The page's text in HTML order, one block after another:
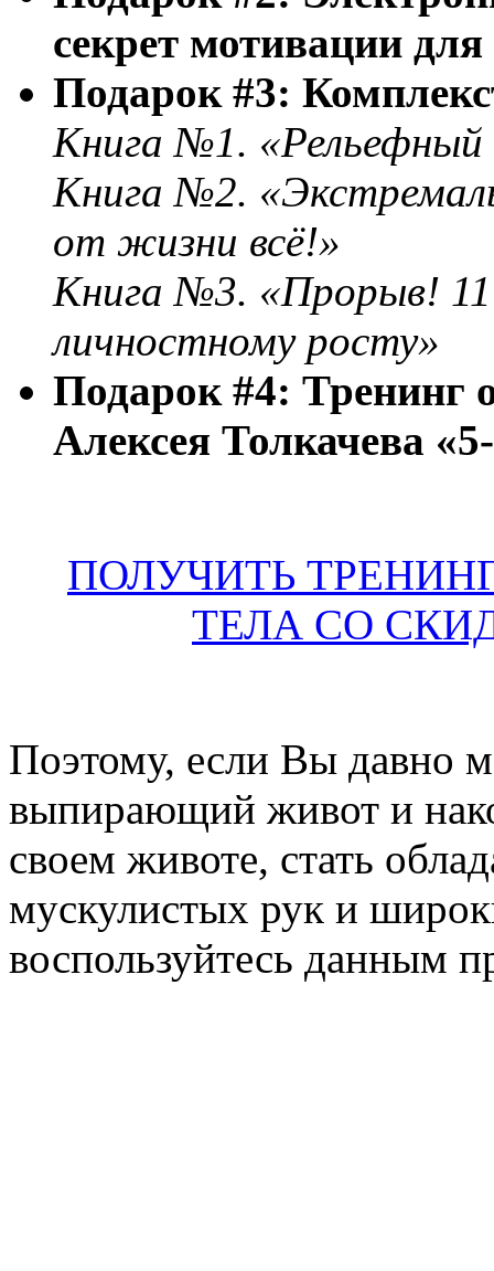
секрет мотивации
Подарок #3:
Книга №1. «Рельефный
Книга №2.
от жизни всё!»
Книга №3. «Прорыв! 11
личностному росту»
Подарок #4: Тренинг
Алексея Толкачева
ПОЛУЧИТЬ
ТЕЛА СО
Поэтому, если Вы давно
выпирающий живот и
своем животе, стать
мускулистых рук и
воспользуйтесь данным